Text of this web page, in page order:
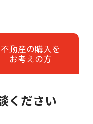
不動産の購入を
お考えの方
ください